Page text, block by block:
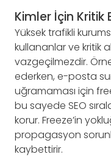
Kimler İçin Kritik
Yüksek trafikli
kullananlar ve kritik
vazgeçilmezdir.
ederken, e-posta
uğramaması için
bu sayede SEO
korur. Freeze’in
propagasyon
kaybettirir.